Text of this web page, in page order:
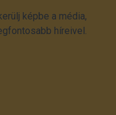
képbe a média,
híreivel.